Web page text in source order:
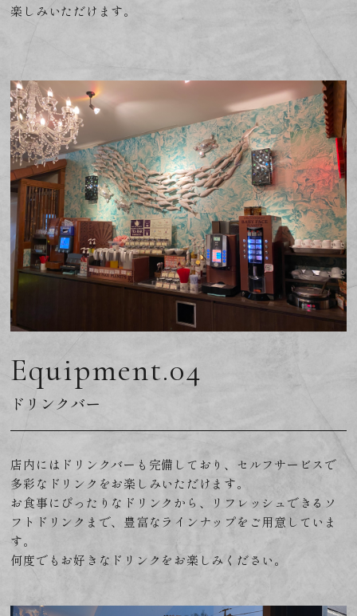
楽しみいただけます。
Equipment.04
ドリンクバー
店内にはドリンクバーも完備しており、セルフサービスで
多彩なドリンクをお楽しみいただけます。
お食事にぴったりなドリンクから、リフレッシュできるソ
フトドリンクまで、豊富なラインナップをご用意していま
す。
何度でもお好きなドリンクをお楽しみください。